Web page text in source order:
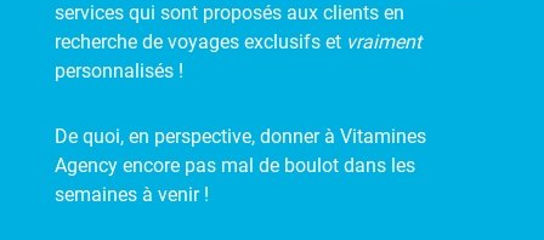
services qui sont proposés aux clients en
recherche de voyages exclusifs et vraiment
personnalisés !
De quoi, en perspective, donner à Vitamines
Agency encore pas mal de boulot dans les
semaines à venir !